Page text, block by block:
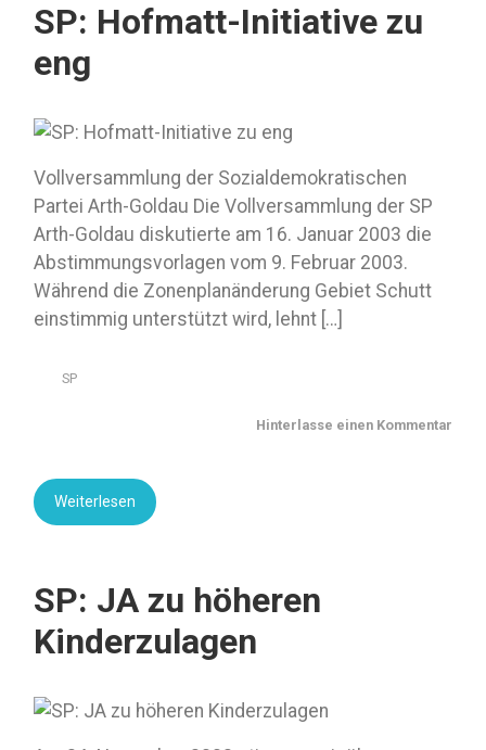
SP: Hofmatt-Initiative zu
eng
Vollversammlung der Sozialdemokratischen
Partei Arth-Goldau Die Vollversammlung der SP
Arth-Goldau diskutierte am 16. Januar 2003 die
Abstimmungsvorlagen vom 9. Februar 2003.
Während die Zonenplanänderung Gebiet Schutt
einstimmig unterstützt wird, lehnt […]
SP
Hinterlasse einen Kommentar
Weiterlesen
SP: JA zu höheren
Kinderzulagen